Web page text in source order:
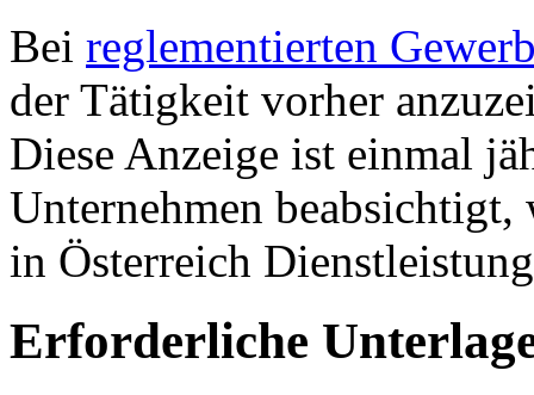
Bei reglementierten
der Tätigkeit vorher
Diese Anzeige ist einmal
Unternehmen beabsichtigt,
in Österreich
Erforderliche